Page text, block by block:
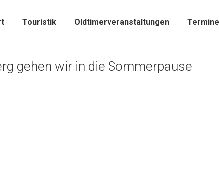
Touristik Oldtimerveranstaltungen Termine
gehen wir in die Sommerpause